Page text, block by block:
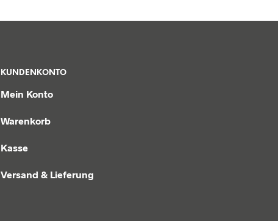
KUNDENKONTO
Mein Konto
Warenkorb
Kasse
Versand & Lieferung